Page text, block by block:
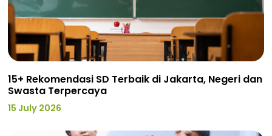
15+ Rekomendasi SD Terbaik di Jakarta, Negeri dan
Swasta Terpercaya
15 July 2026